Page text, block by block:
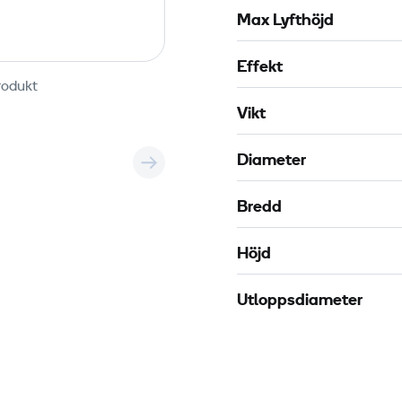
s
s
l
a
n
g
,
3
t
u
(
Max Lyfthöjd
Effekt
Vikt
Diameter
Bredd
Höjd
Utloppsdiameter